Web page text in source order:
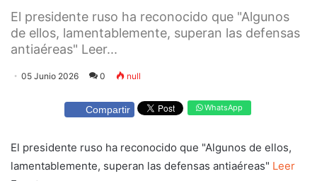
El presidente ruso ha reconocido que "Algunos
de ellos, lamentablemente, superan las defensas
antiaéreas" Leer...
05 Junio 2026 0 null
Compartir WhatsApp
El presidente ruso ha reconocido que "Algunos de ellos,
lamentablemente, superan las defensas antiaéreas" Leer